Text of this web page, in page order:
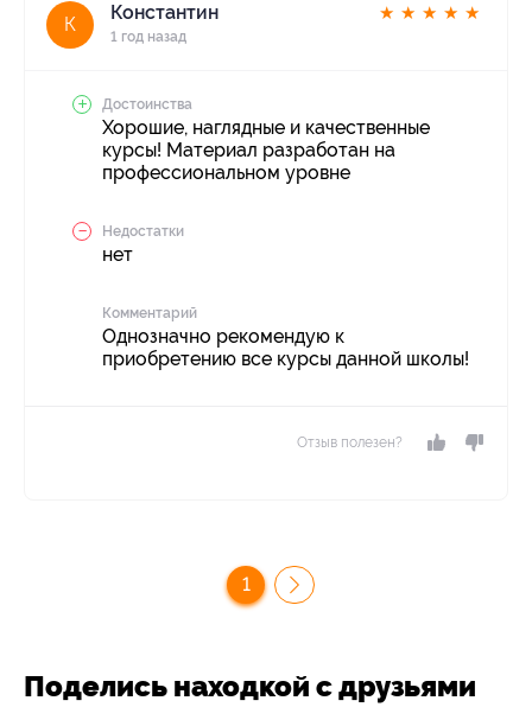
К
Константин
1 год назад
★ ★ ★ ★ ★
Достоинства
Хорошие, наглядные и качественные
курсы! Материал разработан на
профессиональном уровне
Недостатки
нет
Комментарий
Однозначно рекомендую к
приобретению все курсы данной школы!
Отзыв полезен?
1
Поделись находкой с друзьями